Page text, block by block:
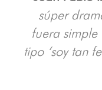
súper
fuera
tipo ‘soy tan